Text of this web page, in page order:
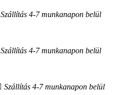
Szállítás 4-7 munkanapon belül
Szállítás 4-7 munkanapon belül
Szállítás 4-7 munkanapon belül